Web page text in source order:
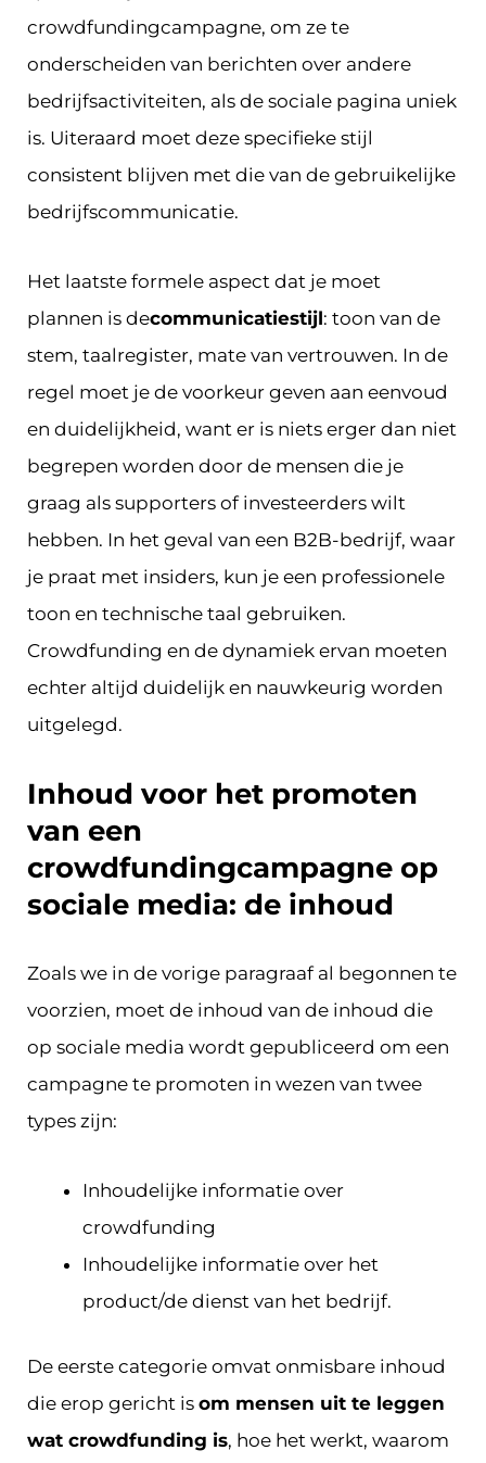
crowdfundingcampagne, om ze te
onderscheiden van berichten over andere
bedrijfsactiviteiten, als de sociale pagina uniek
is. Uiteraard moet deze specifieke stijl
consistent blijven met die van de gebruikelijke
bedrijfscommunicatie.
Het laatste formele aspect dat je moet
plannen is decommunicatiestijl: toon van de
stem, taalregister, mate van vertrouwen. In de
regel moet je de voorkeur geven aan eenvoud
en duidelijkheid, want er is niets erger dan niet
begrepen worden door de mensen die je
graag als supporters of investeerders wilt
hebben. In het geval van een B2B-bedrijf, waar
je praat met insiders, kun je een professionele
toon en technische taal gebruiken.
Crowdfunding en de dynamiek ervan moeten
echter altijd duidelijk en nauwkeurig worden
uitgelegd.
Inhoud voor het promoten
van een
crowdfundingcampagne op
sociale media: de inhoud
Zoals we in de vorige paragraaf al begonnen te
voorzien, moet de inhoud van de inhoud die
op sociale media wordt gepubliceerd om een
campagne te promoten in wezen van twee
types zijn:
Inhoudelijke informatie over
crowdfunding
Inhoudelijke informatie over het
product/de dienst van het bedrijf.
De eerste categorie omvat onmisbare inhoud
die erop gericht is om mensen uit te leggen
wat crowdfunding is, hoe het werkt, waarom